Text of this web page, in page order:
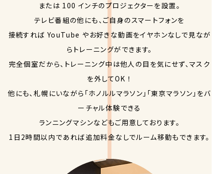
または 100 インチのプロジェクターを設置。
テレビ番組の他にも、ご自身のスマートフォンを
接続すれば YouTube やお好きな動画をイヤホンなしで見なが
らトレーニングができます。
完全個室だから、トレーニング中は他人の目を気にせず、マスク
を外してOK ！
他にも、札幌にいながら「ホノルルマラソン」「東京マラソン」をバ
ーチャル体験できる
ランニングマシンなどもご用意しております。
1日2時間以内であれば追加料金なしでルーム移動もできます。